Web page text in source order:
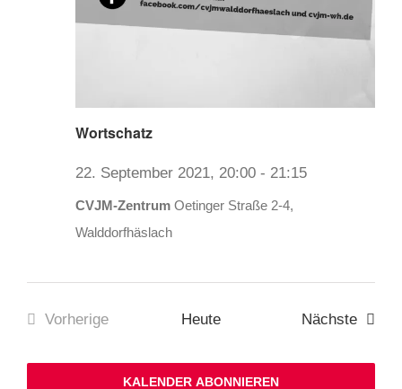
Wortschatz
22. September 2021, 20:00 - 21:15
CVJM-Zentrum Oetinger Straße 2-4,
Walddorfhäslach
Vorherige
Heute Nächste
KALENDER ABONNIEREN